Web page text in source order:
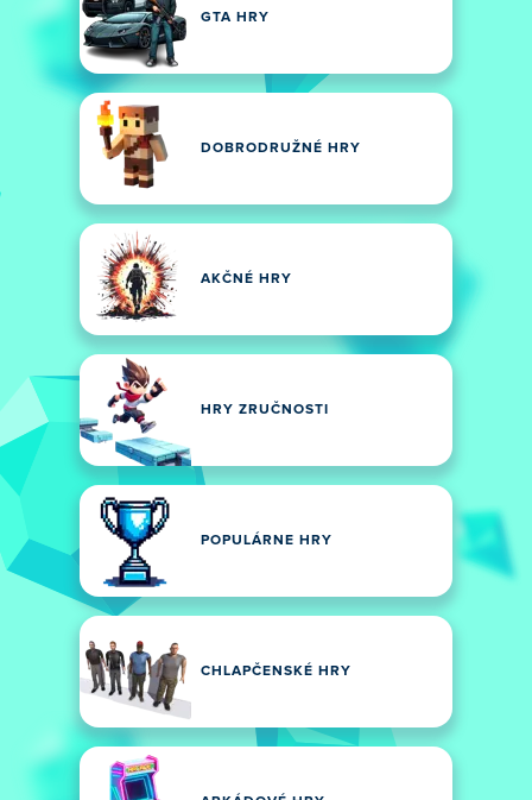
GTA HRY
DOBRODRUŽNÉ HRY
AKČNÉ HRY
HRY ZRUČNOSTI
POPULÁRNE HRY
CHLAPČENSKÉ HRY